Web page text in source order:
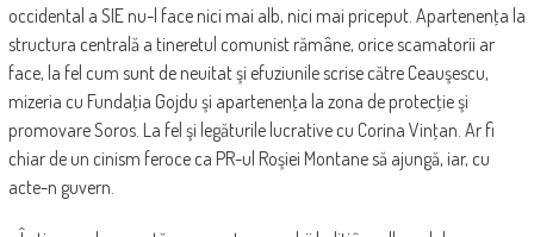
occidental a SIE nu-l face nici mai alb, nici mai priceput. Apartenenţa la
structura centrală a tineretul comunist rămâne, orice scamatorii ar
face, la fel cum sunt de neuitat şi efuziunile scrise către Ceauşescu,
mizeria cu Fundaţia Gojdu şi apartenenţa la zona de protecţie şi
promovare Soros. La fel şi legăturile lucrative cu Corina Vinţan. Ar fi
chiar de un cinism feroce ca PR-ul Roşiei Montane să ajungă, iar, cu
acte-n guvern.